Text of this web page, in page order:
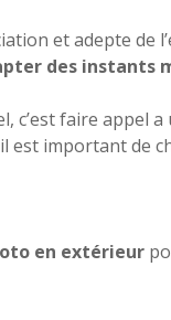
et adepte
des instants
c’est faire appel
est important de
en extérieur